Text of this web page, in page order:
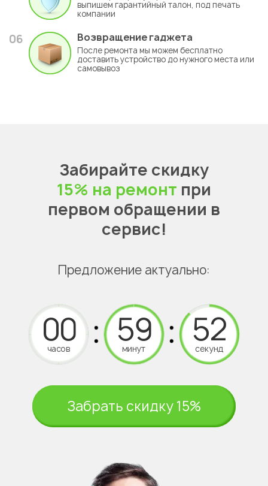
выпишем гарантийный талон, под печать
компании
06 Возвращение гаджета
После ремонта мы можем бесплатно
доставить устройство до нужного места или
самовывоз
Забирайте скидку
15% на ремонт при
первом обращении в
сервис!
Предложение актуально:
часов минут секунд
Забрать скидку 15%